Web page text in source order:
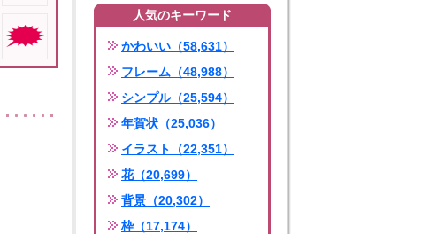
人気のキーワード
かわいい（58,631）
フレーム（48,988）
シンプル（25,594）
年賀状（25,036）
イラスト（22,351）
花（20,699）
背景（20,302）
枠（17,174）